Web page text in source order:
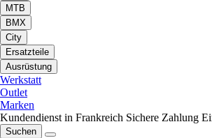
MTB
BMX
City
Ersatzteile
Ausrüstung
Werkstatt
Outlet
Marken
Kundendienst in Frankreich Sichere Zahlung
Suchen